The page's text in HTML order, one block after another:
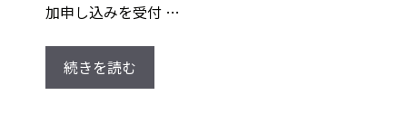
加申し込みを受付 …
続きを読む